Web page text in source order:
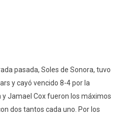
pasada, Soles de Sonora, tuvo
y cayó vencido 8-4 por la
Jamael Cox fueron los máximos
dos tantos cada uno. Por los